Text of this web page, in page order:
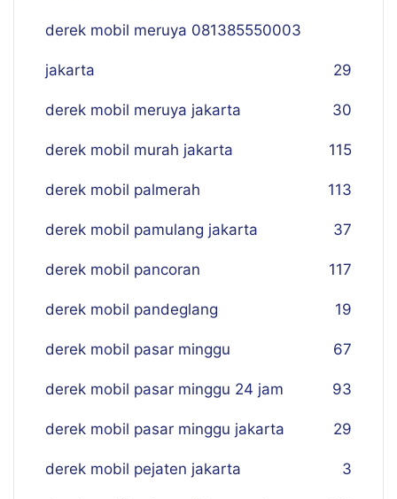
derek mobil meruya 081385550003
jakarta 29
derek mobil meruya jakarta 30
derek mobil murah jakarta 115
derek mobil palmerah 113
derek mobil pamulang jakarta 37
derek mobil pancoran 117
derek mobil pandeglang 19
derek mobil pasar minggu 67
derek mobil pasar minggu 24 jam 93
derek mobil pasar minggu jakarta 29
derek mobil pejaten jakarta 3